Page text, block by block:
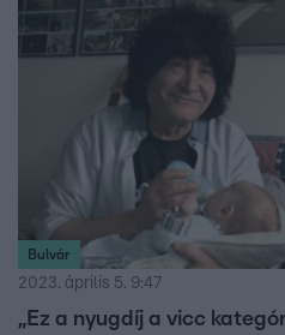
Bulvár
2023. április 5. 9:47
„Ez a nyugdíj a vicc